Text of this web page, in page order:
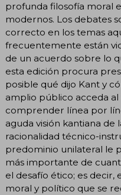
profunda filosofía moral
modernos. Los debates
correcto en los temas
frecuentemente están
de un acuerdo sobre lo
esta edición procura
posible qué dijo Kant y
amplio público acceda
comprender línea por
aguda visión kantiana de
racionalidad técnico-
predominio unilateral le
más importante de
el desafío ético; es
moral y político que se